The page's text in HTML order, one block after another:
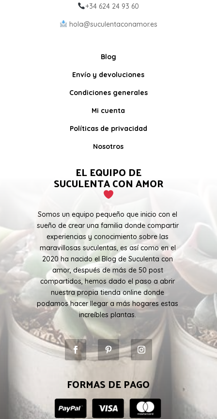
+34 624 24 93 60
hola@suculentaconamor.es
Blog
Envío y devoluciones
Condiciones generales
Mi cuenta
Políticas de privacidad
Nosotros
EL EQUIPO DE
SUCULENTA CON AMOR
Somos un equipo pequeño que inicio con el
sueño de crear una familia donde compartir
experiencias y conocimiento sobre las
maravillosas suculentas, es así como en el
2020 ha nacido el Blog de Suculenta con
amor, después de más de 50 post
compartidos, hemos dado el paso a abrir
nuestra propia tienda online donde
podamos hacer llegar a más hogares estas
increíbles plantas.
FORMAS DE PAGO